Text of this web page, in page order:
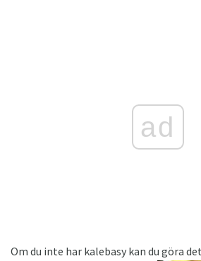
ad
Om du inte har kalebasy kan du göra